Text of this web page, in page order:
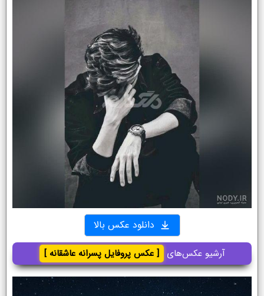
دانلود عکس بالا
آرشیو عکس‌های [ عکس پروفایل پسرانه عاشقانه ]